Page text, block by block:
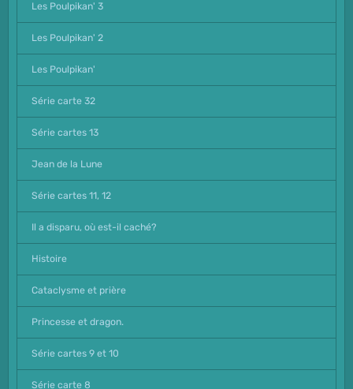
Les Poulpikan' 3
Les Poulpikan' 2
Les Poulpikan'
Série carte 32
Série cartes 13
Jean de la Lune
Série cartes 11, 12
Il a disparu, où est-il caché?
Histoire
Cataclysme et prière
Princesse et dragon.
Série cartes 9 et 10
Série carte 8